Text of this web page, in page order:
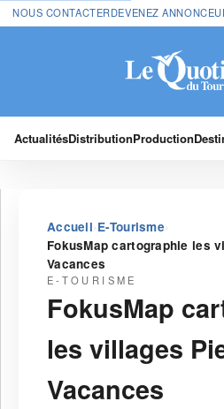
NOUS CONTACTERDEVENEZ
ActualitésDistributionProduction
Accueil›E-Tourisme›
FokusMap cartographie les
Vacances
E-TOURISME
FokusMap
les villages
Vacances